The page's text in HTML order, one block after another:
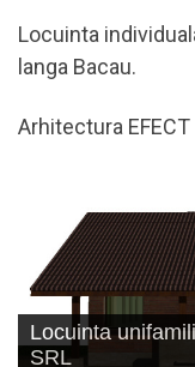
Locuinta
langa Bacau.
Arhitectura
Locuinta
SRL